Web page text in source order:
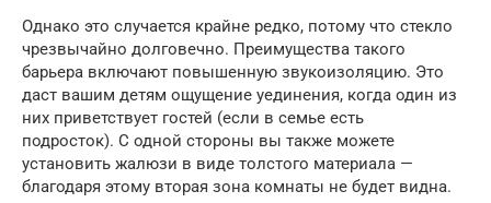
Однако это случается крайне редко, потому что стекло
чрезвычайно долговечно. Преимущества такого
барьера включают повышенную звукоизоляцию. Это
даст вашим детям ощущение уединения, когда один из
них приветствует гостей (если в семье есть
подросток). С одной стороны вы также можете
установить жалюзи в виде толстого материала —
благодаря этому вторая зона комнаты не будет видна.